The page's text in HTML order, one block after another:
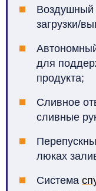
Воздушный
загрузки/
для
продукта;
Сливное
сливные
люках
Система